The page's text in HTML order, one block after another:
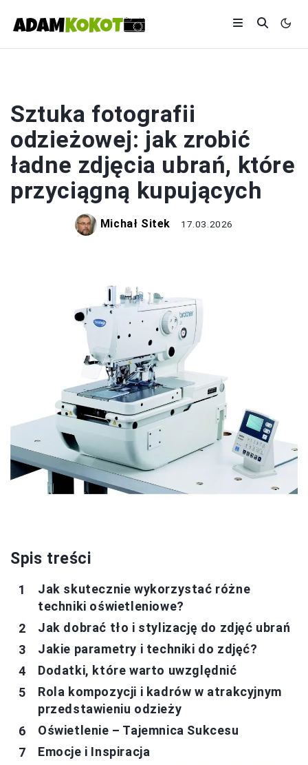
Sztuka fotografii
odzieżowej: jak zrobić
ładne zdjęcia ubrań, które
przyciągną kupujących
Michał Sitek 17.03.2026
Spis treści
Jak skutecznie wykorzystać różne
techniki oświetleniowe?
Jak dobrać tło i stylizację do zdjęć ubrań
Jakie parametry i techniki do zdjęć?
Dodatki, które warto uwzględnić
Rola kompozycji i kadrów w atrakcyjnym
przedstawieniu odzieży
Oświetlenie – Tajemnica Sukcesu
Emocje i Inspiracja